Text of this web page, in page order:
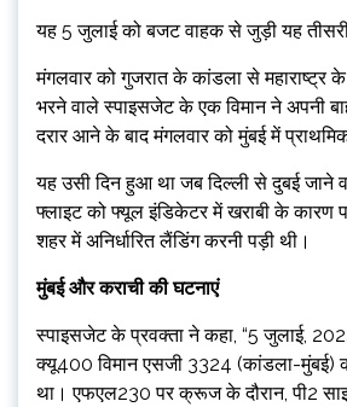
यह 5 जुलाई को बजट वाहक से जुड़ी यह तीसरी
मंगलवार को गुजरात के कांडला से महाराष्ट्र
भरने वाले स्पाइसजेट के एक विमान ने अपनी
दरार आने के बाद मंगलवार को मुंबई में
यह उसी दिन हुआ था जब दिल्ली से दुबई जाने
फ्लाइट को फ्यूल इंडिकेटर में खराबी के कारण
शहर में अनिर्धारित लैंडिंग करनी पड़ी थी।
मुंबई और कराची की घटनाएं
स्पाइसजेट के प्रवक्ता ने कहा, “5 जुलाई,
क्यू400 विमान एसजी 3324 (कांडला-मुंबई)
था। एफएल230 पर क्रूज के दौरान, पी2